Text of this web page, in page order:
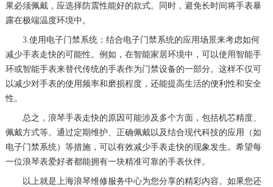
果必须佩戴，应选择防震性能好的款式。同时，避免长时间将手表暴
露在极端温度环境中。
3.使用电子门禁系统：结合电子门禁系统的应用场景来考虑如何
减少手表走快的可能性。例如，在智能家居环境中，可以使用智能手
环或智能手表来替代传统的手表作为门禁设备的一部分。这样不仅可
以减少对手表的使用频率和磨损程度，还能提高生活的便利性和安全
性。
总之，浪琴手表走快的原因可能涉及多个方面，包括机芯精度、
佩戴方式等。通过定期维护、正确佩戴以及结合现代科技的应用（如
电子门禁系统）等措施，可以有效减少手表走快的现象发生。希望每
一位浪琴表爱好者都能拥有一块精准可靠的手表伙伴。
以上就是上海浪琴维修服务中心为您分享的精彩内容。如果您还